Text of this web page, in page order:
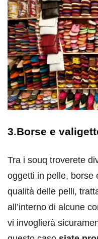
3.Borse e
Tra i souq troverete
oggetti in pelle, borse
qualità delle pelli,
all’interno di alcune
vi invoglierà